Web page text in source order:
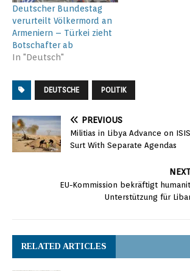
Deutscher Bundestag
verurteilt Völkermord an
Armeniern – Türkei zieht
Botschafter ab
In "Deutsch"
DEUTSCHE POLITIK
PREVIOUS
Militias in Libya Advance on
Surt With Separate Agendas
EU-Kommission bekräftigt
Unterstützung für
RELATED ARTICLES